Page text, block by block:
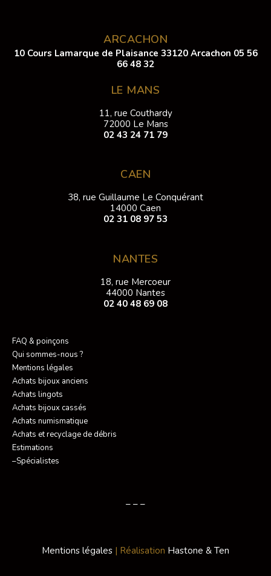
ARCACHON
10 Cours Lamarque de Plaisance 33120 Arcachon 05 56
66 48 32
LE MANS
11, rue Couthardy
72000 Le Mans
02 43 24 71 79
CAEN
38, rue Guillaume Le Conquérant
14000 Caen
02 31 08 97 53
NANTES
18, rue Mercoeur
44000 Nantes
02 40 48 69 08
FAQ & poinçons
Qui sommes-nous ?
Mentions légales
Achats bijoux anciens
Achats lingots
Achats bijoux cassés
Achats numismatique
Achats et recyclage de débris
Estimations
–Spécialistes
– – –
Mentions légales | Réalisation Hastone & Ten